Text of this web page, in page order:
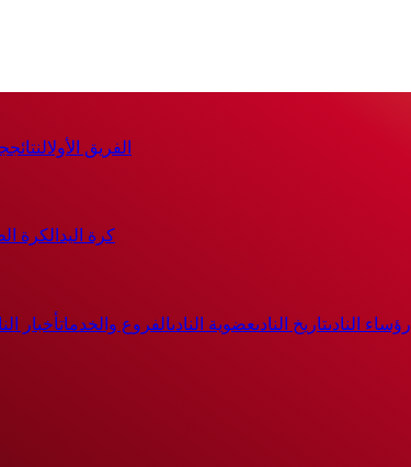
الفريق الأولالنتائج
كرة اليد الكرة
رؤساء النادىتاريخ النادىعضوية النادىالفروع والخدماتأخبار